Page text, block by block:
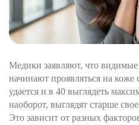
Медики заявляют, что видимые
начинают проявляться на
удается и в 40 выглядеть
наоборот, выглядят старше
Это зависит от разных